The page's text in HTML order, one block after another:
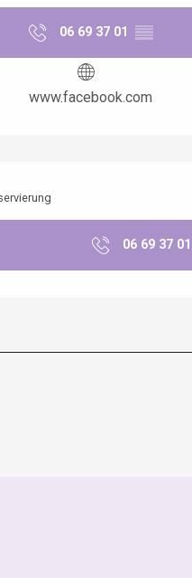
06 69 37 01 ▒▒
www.facebook.com
06 69 37 01